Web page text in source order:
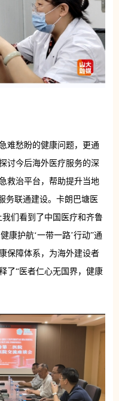
难愁盼的健康问题，更通
讨今后海外医疗服务的深
救治平台，帮助提升当地
务联通建设。卡朗巴塘医
们看到了中国医疗和齐鲁
康护航‘一带一路’行动”通
保障体系，为海外建设者
了“医者仁心无国界，健康